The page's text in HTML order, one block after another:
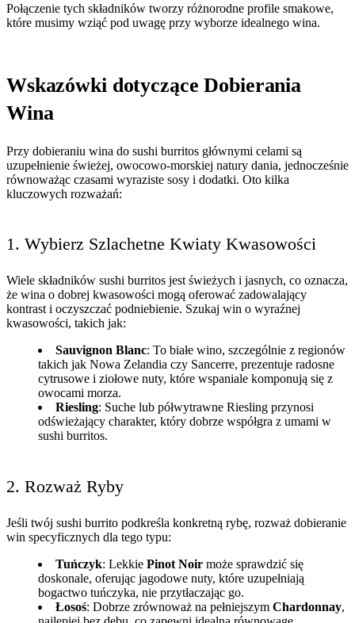
Połączenie tych składników tworzy różnorodne profile smakowe,
które musimy wziąć pod uwagę przy wyborze idealnego wina.
Wskazówki dotyczące Dobierania
Wina
Przy dobieraniu wina do sushi burritos głównymi celami są
uzupełnienie świeżej, owocowo-morskiej natury dania, jednocześnie
równoważąc czasami wyraziste sosy i dodatki. Oto kilka
kluczowych rozważań:
1. Wybierz Szlachetne Kwiaty Kwasowości
Wiele składników sushi burritos jest świeżych i jasnych, co oznacza,
że wina o dobrej kwasowości mogą oferować zadowalający
kontrast i oczyszczać podniebienie. Szukaj win o wyraźnej
kwasowości, takich jak:
Sauvignon Blanc: To białe wino, szczególnie z regionów
takich jak Nowa Zelandia czy Sancerre, prezentuje radosne
cytrusowe i ziołowe nuty, które wspaniale komponują się z
owocami morza.
Riesling: Suche lub półwytrawne Riesling przynosi
odświeżający charakter, który dobrze współgra z umami w
sushi burritos.
2. Rozważ Ryby
Jeśli twój sushi burrito podkreśla konkretną rybę, rozważ dobieranie
win specyficznych dla tego typu:
Tuńczyk: Lekkie Pinot Noir może sprawdzić się
doskonale, oferując jagodowe nuty, które uzupełniają
bogactwo tuńczyka, nie przytłaczając go.
Łosoś: Dobrze zrównoważ na pełniejszym Chardonnay,